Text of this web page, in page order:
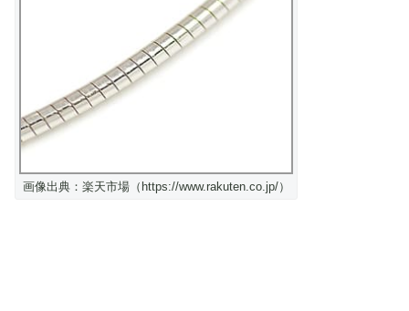
画像出典：楽天市場（https://www.rakuten.co.jp/）